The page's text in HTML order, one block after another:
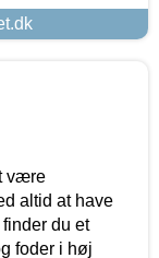
være
altid at have
du et
foder i høj